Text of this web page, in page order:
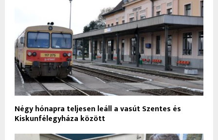
Négy hónapra teljesen leáll a vasút Szentes és
Kiskunfélegyháza között